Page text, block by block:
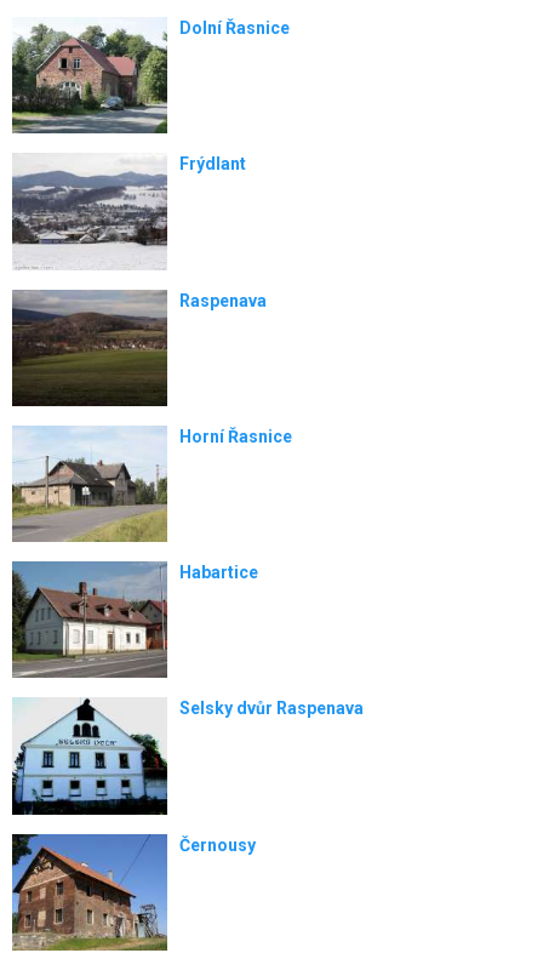
Dolní Řasnice
Frýdlant
Raspenava
Horní Řasnice
Habartice
Selsky dvůr Raspenava
Černousy